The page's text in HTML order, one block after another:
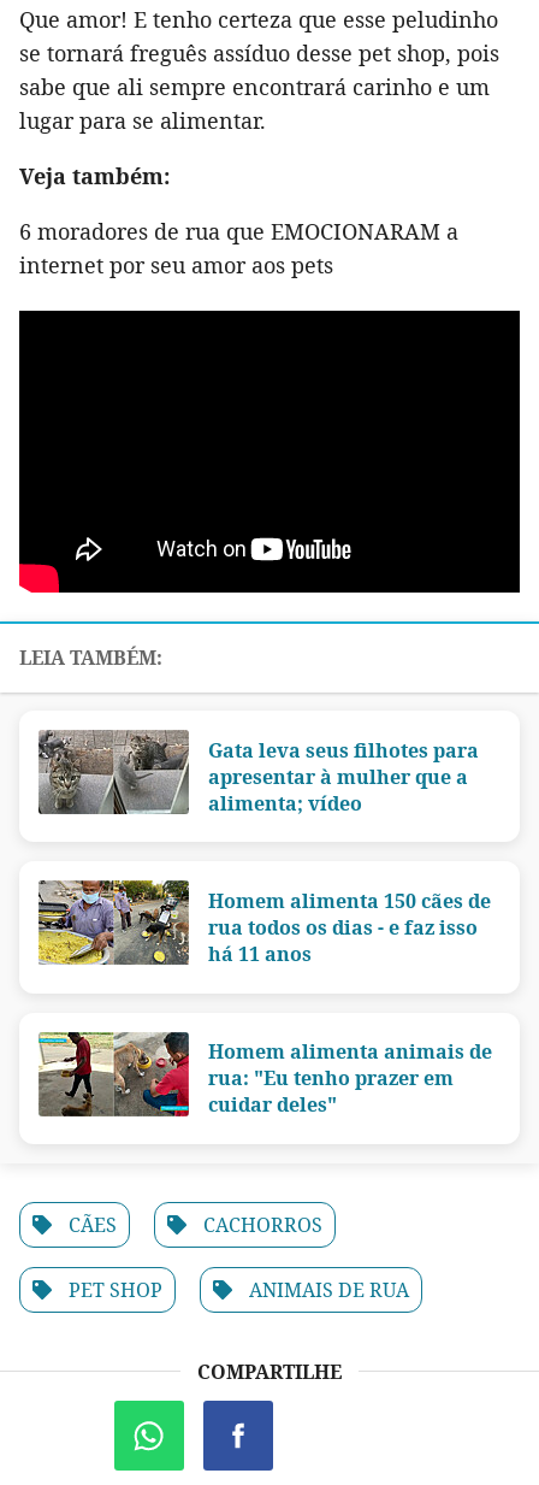
Que amor! E tenho certeza que esse peludinho
se tornará freguês assíduo desse pet shop, pois
sabe que ali sempre encontrará carinho e um
lugar para se alimentar.
Veja também:
6 moradores de rua que EMOCIONARAM a
internet por seu amor aos pets
Gata leva seus filhotes para
apresentar à mulher que a
alimenta; vídeo
Homem alimenta 150 cães de
rua todos os dias - e faz isso
há 11 anos
Homem alimenta animais de
rua: "Eu tenho prazer em
cuidar deles"
CÃES CACHORROS
PET SHOP ANIMAIS DE RUA
COMPARTILHE